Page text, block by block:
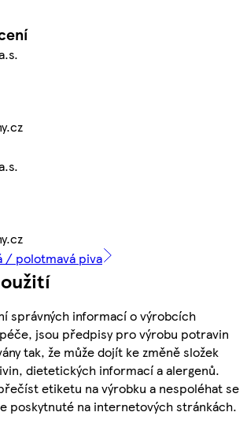
/ polotmavá piva
správných informací o výrobcích
jsou předpisy pro výrobu potravin
tak, že může dojít ke změně složek
dietetických informací a alergenů.
etiketu na výrobku a nespoléhat se
poskytnuté na internetových stránkách.